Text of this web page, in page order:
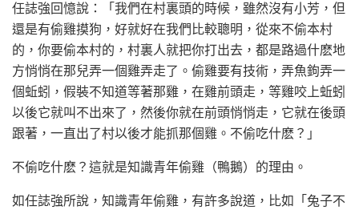
任誌強回憶說：「我們在村裏頭的時候，雖然沒有小芳，但
還是有偷雞摸狗，好就好在我們比較聰明，從來不偷本村
的，你要偷本村的，村裏人就把你打出去，都是路過什麽地
方悄悄在那兒弄一個雞弄走了。偷雞要有技術，弄魚鉤弄一
個蚯蚓，假裝不知道等著那雞，在雞前頭走，等雞咬上蚯蚓
以後它就叫不出來了，然後你就在前頭悄悄走，它就在後頭
跟著，一直出了村以後才能抓那個雞。不偷吃什麽？」
不偷吃什麽？這就是知識青年偷雞（鴨鵝）的理由。
如任誌強所說，知識青年偷雞，有許多說道，比如「兔子不